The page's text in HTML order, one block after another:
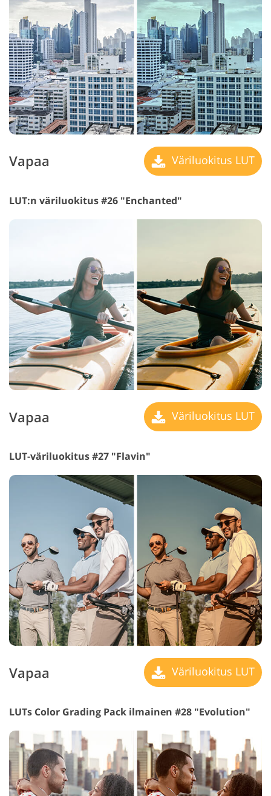
Vapaa Väriluokitus LUT
LUT:n väriluokitus #26 "Enchanted"
Vapaa Väriluokitus LUT
LUT-väriluokitus #27 "Flavin"
Vapaa Väriluokitus LUT
LUTs Color Grading Pack ilmainen #28 "Evolution"